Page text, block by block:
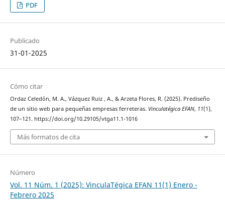
PDF
Publicado
31-01-2025
Cómo citar
Ordaz Celedón, M. A., Vázquez Ruiz , A., & Arzeta Flores, R. (2025). Prediseño
de un sitio web para pequeñas empresas ferreteras. Vinculatégica EFAN, 11(1),
107–121. https://doi.org/10.29105/vtga11.1-1016
Más formatos de cita
Número
Vol. 11 Núm. 1 (2025): VinculaTégica EFAN 11(1) Enero -
Febrero 2025